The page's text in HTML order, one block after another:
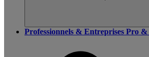
Professionnels & Entreprises Pro &